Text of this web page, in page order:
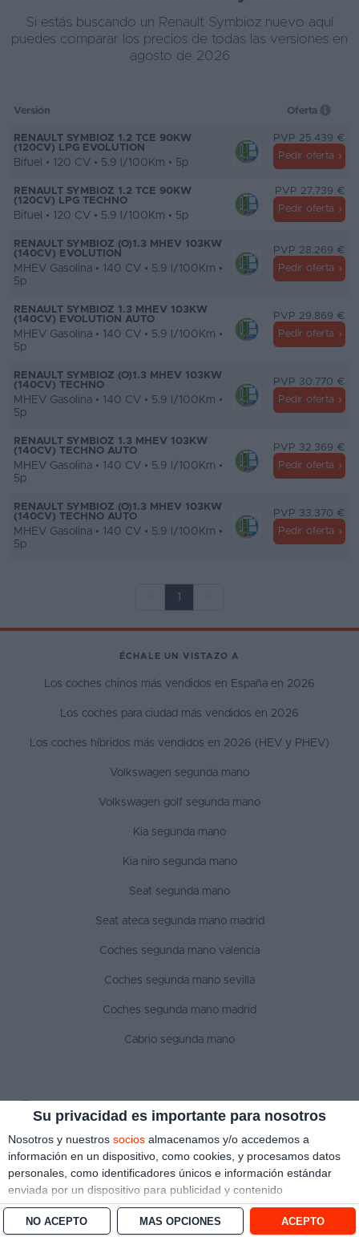
Su privacidad es importante para nosotros
Nosotros y nuestros socios almacenamos y/o accedemos a
información en un dispositivo, como cookies, y procesamos datos
personales, como identificadores únicos e información estándar
enviada por un dispositivo para publicidad y contenido
personalizado, medición de publicidad y contenido, investigación
de audiencia y desarrollo de servicios. Con su permiso, nosotros y
MÁS OPCIONES
NO ACEPTO ACEPTO
Si estás buscando un Renault Symbioz nuevo aquí
puedes comparar los precios de todas las versiones en
agosto de 2026
Versión Oferta
RENAULT SYMBIOZ 1.2 TCE 90KW
(120CV) LPG EVOLUTION
Bifuel • 120 CV • 5.9 l/100Km • 5p
PVP 25.439 €
Pedir oferta
RENAULT SYMBIOZ 1.2 TCE 90KW
(120CV) LPG TECHNO
Bifuel • 120 CV • 5.9 l/100Km • 5p
PVP 27.739 €
Pedir oferta
RENAULT SYMBIOZ (O)1.3 MHEV 103KW
(140CV) EVOLUTION
MHEV Gasolina • 140 CV • 5.9 l/100Km •
5p
PVP 28.269 €
Pedir oferta
RENAULT SYMBIOZ 1.3 MHEV 103KW
(140CV) EVOLUTION AUTO
MHEV Gasolina • 140 CV • 5.9 l/100Km •
5p
PVP 29.869 €
Pedir oferta
RENAULT SYMBIOZ (O)1.3 MHEV 103KW
(140CV) TECHNO
MHEV Gasolina • 140 CV • 5.9 l/100Km •
5p
PVP 30.770 €
Pedir oferta
RENAULT SYMBIOZ 1.3 MHEV 103KW
(140CV) TECHNO AUTO
MHEV Gasolina • 140 CV • 5.9 l/100Km •
5p
PVP 32.369 €
Pedir oferta
RENAULT SYMBIOZ (O)1.3 MHEV 103KW
(140CV) TECHNO AUTO
MHEV Gasolina • 140 CV • 5.9 l/100Km •
5p
PVP 33.370 €
Pedir oferta
1
ÉCHALE UN VISTAZO A
Los coches chinos más vendidos en España en 2026
Los coches para ciudad más vendidos en 2026
Los coches híbridos más vendidos en 2026 (HEV y PHEV)
Volkswagen segunda mano
Volkswagen golf segunda mano
Kia segunda mano
Kia niro segunda mano
Seat segunda mano
Seat ateca segunda mano madrid
Coches segunda mano valencia
Coches segunda mano sevilla
Coches segunda mano madrid
Cabrio segunda mano
SÍGUENOS
Copyright © 2022 ¿Qué coche me compro?. Todos los derechos reservados